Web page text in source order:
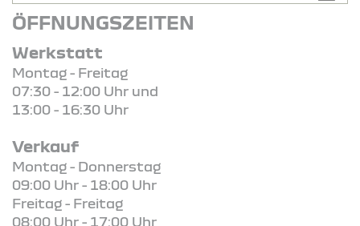
ÖFFNUNGSZEITEN
Werkstatt
Montag - Freitag
07:30 - 12:00 Uhr und
13:00 - 16:30 Uhr
Verkauf
Montag - Donnerstag
09:00 Uhr - 18:00 Uhr
Freitag - Freitag
08:00 Uhr - 17:00 Uhr